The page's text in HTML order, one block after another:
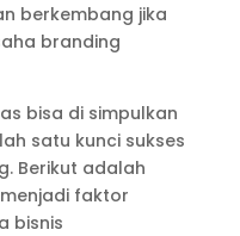
berkembang jika
branding
bisa di simpulkan
satu kunci sukses
Berikut adalah
faktor
bisnis